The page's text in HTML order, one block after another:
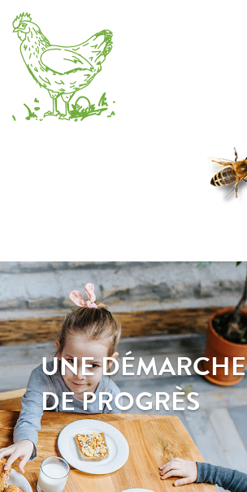
UNE DÉMARCHE
DE PROGRÈS